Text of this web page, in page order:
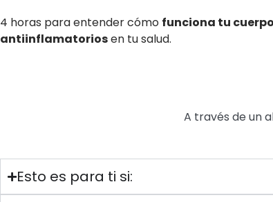
4 horas para entender cómo funciona tu cuerpo
antiinflamatoriosen tu salud.
A través de un
Esto es para ti si: